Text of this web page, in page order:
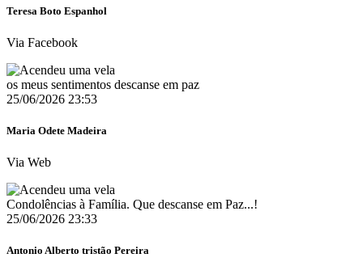
Teresa Boto Espanhol
Via Facebook
os meus sentimentos descanse em paz
25/06/2026 23:53
Maria Odete Madeira
Via Web
Condolências à Família. Que descanse em Paz...!
25/06/2026 23:33
Antonio Alberto tristão Pereira